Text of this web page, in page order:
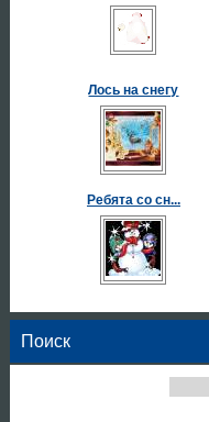
Лось на снегу
Ребята со сн...
Поиск